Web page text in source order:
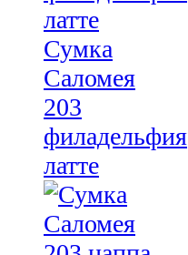
Сумка
Саломея
203
филадельфия
латте